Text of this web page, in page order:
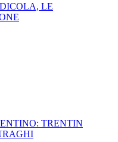
LE
TRENTIN